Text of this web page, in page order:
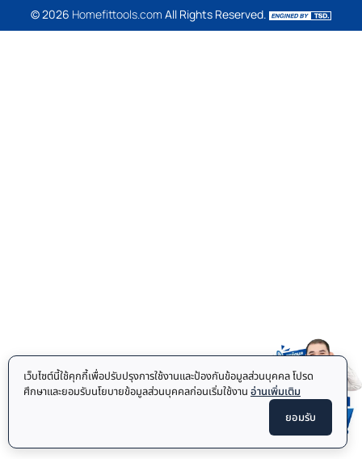
© 2026 Homefittools.com All Rights Reserved.
เว็บไซต์นี้ใช้คุกกี้เพื่อปรับปรุงการใช้งานและป้องกันข้อมูลส่วนบุคคล โปรด
ศึกษาและยอมรับนโยบายข้อมูลส่วนบุคคลก่อนเริ่มใช้งาน อ่านเพิ่มเติม
ยอมรับ